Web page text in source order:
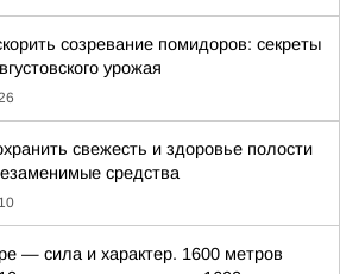
созревание помидоров: секреты
урожая
свежесть и здоровье полости
средства
— сила и характер. 1600 метров